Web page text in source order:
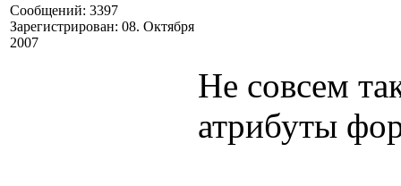
Сообщений: 3397
Зарегистрирован: 08. Октября
2007
Не совсем
атрибуты